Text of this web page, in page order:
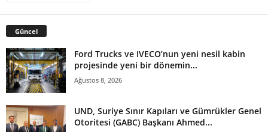
Güncel
Ford Trucks ve IVECO’nun yeni nesil kabin
projesinde yeni bir dönemin...
Ağustos 8, 2026
UND, Suriye Sınır Kapıları ve Gümrükler Genel
Otoritesi (GABC) Başkanı Ahmed...